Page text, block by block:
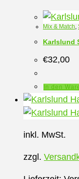
Mix & Match
Karlslund
€32,00
In den
inkl. MwSt.
zzgl.